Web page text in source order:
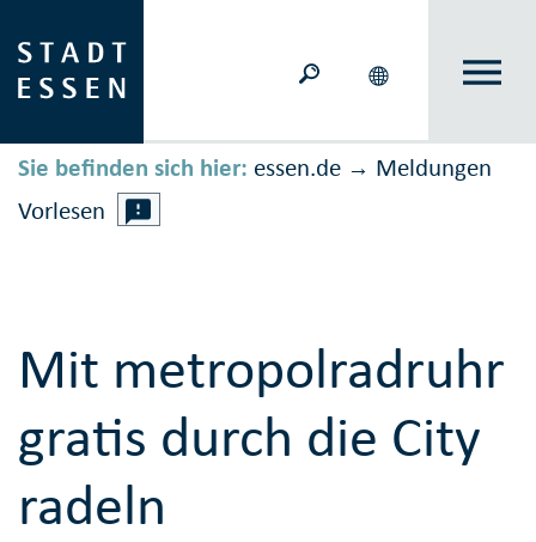
Sie befinden sich hier: essen.de → Meldungen
Vorlesen
Mit metropolradruhr
gratis durch die City
radeln